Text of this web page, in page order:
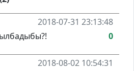
2018-07-31 23:13:48
0
2018-08-02 10:54:31